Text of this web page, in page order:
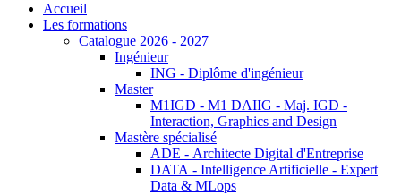
Accueil
Les formations
Catalogue 2026 - 2027
Ingénieur
ING - Diplôme d'ingénieur
Master
M1IGD - M1 DAIIG - Maj. IGD -
Interaction, Graphics and Design
Mastère spécialisé
ADE - Architecte Digital d'Entreprise
DATA - Intelligence Artificielle - Expert
Data & MLops